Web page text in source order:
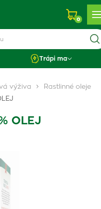
0
Trápi ma
výživa
Rastlinné oleje
OLEJ